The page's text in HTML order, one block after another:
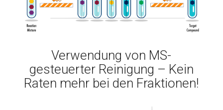
Verwendung von MS-
gesteuerter Reinigung – Kein
Raten mehr bei den Fraktionen!